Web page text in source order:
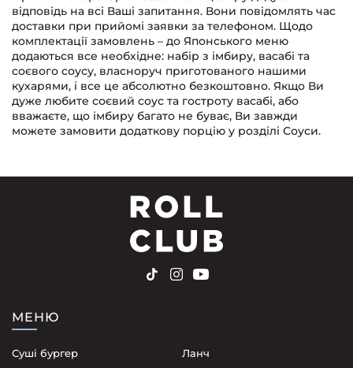
відповідь на всі Ваші запитання. Вони повідомлять час
доставки при прийомі заявки за телефоном. Щодо
комплектації замовлень – до Японського меню
додаються все необхідне: набір з імбиру, васабі та
соєвого соусу, власноруч приготованого нашими
кухарями, і все це абсолютно безкоштовно. Якщо Ви
дуже любите соєвий соус та гостроту васабі, або
вважаєте, що імбиру багато не буває, Ви завжди
можете замовити додаткову порцію у розділі Соуси.
МЕНЮ
Суші бургер Ланч